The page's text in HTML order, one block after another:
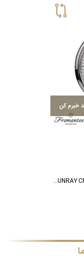
خبرم کن
ساعت مچی فرومنتیل مدل CHRONO SUNRAY CREAM